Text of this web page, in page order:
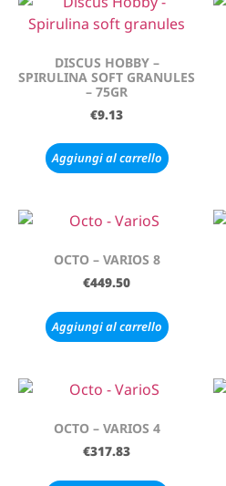
DISCUS HOBBY –
SPIRULINA SOFT GRANULES
– 75GR
€9.13
Aggiungi al carrello
OCTO – VARIOS 8
€449.50
Aggiungi al carrello
OCTO – VARIOS 4
€317.83